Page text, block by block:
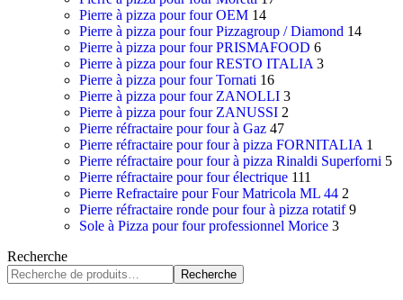
Pierre à pizza pour four OEM 14
Pierre à pizza pour four Pizzagroup / Diamond 14
Pierre à pizza pour four PRISMAFOOD 6
Pierre à pizza pour four RESTO ITALIA 3
Pierre à pizza pour four Tornati 16
Pierre à pizza pour four ZANOLLI 3
Pierre à pizza pour four ZANUSSI 2
Pierre réfractaire pour four à Gaz 47
Pierre réfractaire pour four à pizza FORNITALIA 1
Pierre réfractaire pour four à pizza Rinaldi Superforni 5
Pierre réfractaire pour four électrique 111
Pierre Refractaire pour Four Matricola ML 44 2
Pierre réfractaire ronde pour four à pizza rotatif 9
Sole à Pizza pour four professionnel Morice 3
Recherche
Recherche